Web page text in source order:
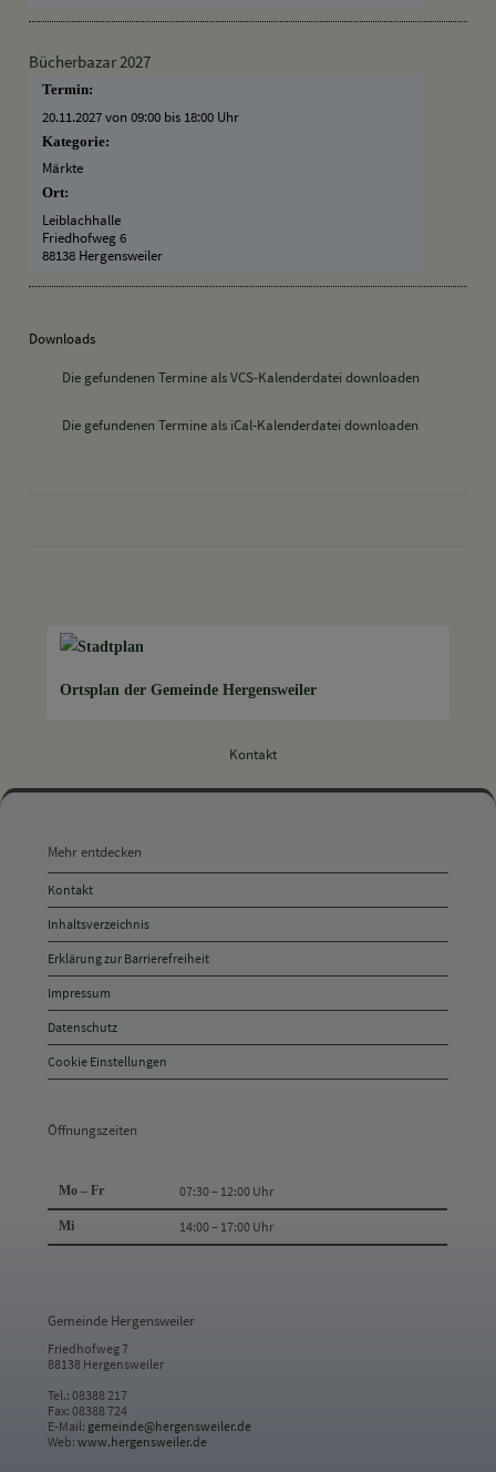
Ortsplan der Gemeinde Hergensweiler
Bücherbazar 2027
Termin:
20.11.2027 von 09:00 bis 18:00 Uhr
Kategorie:
Märkte
Ort:
Leiblachhalle
Friedhofweg 6
88138 Hergensweiler
Downloads
Die gefundenen Termine als VCS-Kalenderdatei downloaden
Die gefundenen Termine als iCal-Kalenderdatei downloaden
Kontakt
entdecken,
Öffnungszeiten
und
Anschrift
und
Kontakt
Mehr entdecken
Kontakt
Inhaltsverzeichnis
Erklärung zur Barrierefreiheit
Impressum
Datenschutz
Cookie Einstellungen
Öffnungszeiten
Mo – Fr 07:30 – 12:00 Uhr
Mi 14:00 – 17:00 Uhr
Gemeinde Hergensweiler
Friedhofweg 7
88138 Hergensweiler
Tel.: 08388 217
Fax: 08388 724
E-Mail: gemeinde@hergensweiler.de
Web:www.hergensweiler.de